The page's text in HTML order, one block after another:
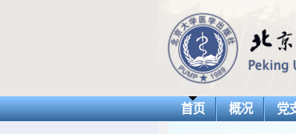
首页 概况 党